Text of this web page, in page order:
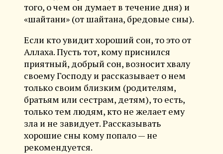
того, о чем он думает в течение дня) и
«шайтани» (от шайтана, бредовые сны).
Если кто увидит хороший сон, то это от
Аллаха. Пусть тот, кому приснился
приятный, добрый сон, возносит хвалу
своему Господу и рассказывает о нем
только своим близким (родителям,
братьям или сестрам, детям), то есть,
только тем людям, кто не желает ему
зла и не завидует. Рассказывать
хорошие сны кому попало — не
рекомендуется.